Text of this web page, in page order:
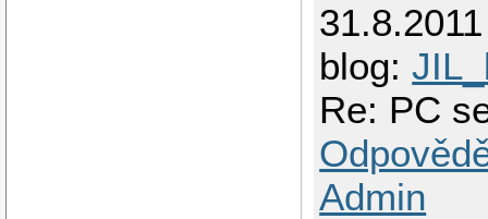
blog:
Re: PC
Admin